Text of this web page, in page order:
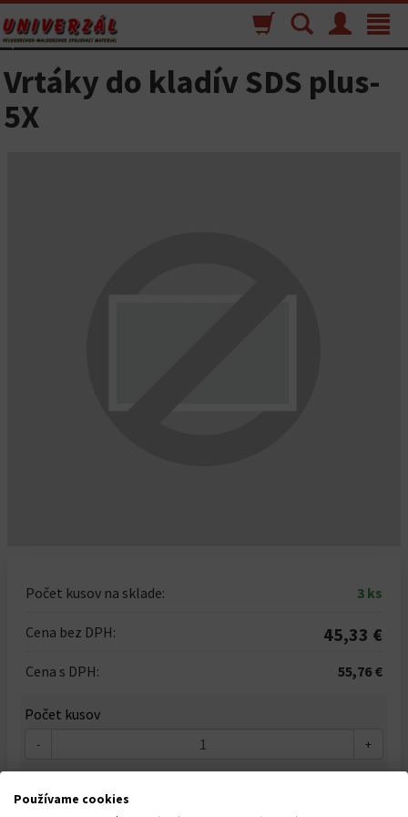
Toggle
Menu
Vyhľadávanie
Nákupný
košík
Vrtáky do kladív SDS plus-
5X
Počet kusov na sklade: 3 ks
Cena bez DPH: 45,33 €
Cena s DPH: 55,76 €
Počet kusov
- +
Používame cookies